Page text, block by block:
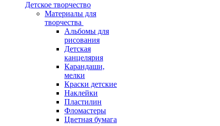
Детское творчество
Материалы для
творчества
Альбомы для
рисования
Детская
канцелярия
Карандаши,
мелки
Краски детские
Наклейки
Пластилин
Фломастеры
Цветная бумага